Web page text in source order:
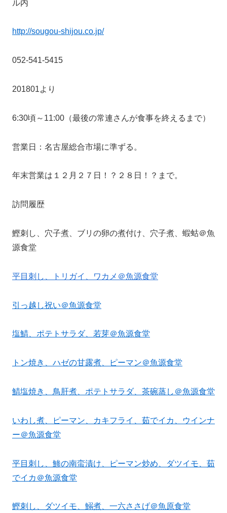
ル内
http://sougou-shijou.co.jp/
052-541-5415
201801より
6:30頃～11:00（最後の常連さんが食事を終えるまで）
営業日：名古屋総合市場に準ずる。
年末営業は１２月２７日！？２８日！？まで。
訪問履歴
鰹刺し、穴子煮、ブリの卵の煮付け、穴子煮、蝦蛄＠魚
源食堂
平目刺し、トリガイ、ワカメ＠魚源食堂
引っ越し祝い＠魚源食堂
塩鯖、ポテトサラダ、若芽＠魚源食堂
トン焼き、ハゼの甘露煮、ピーマン＠魚源食堂
鯖塩焼き、鳥肝煮、ポテトサラダ、茶碗蒸し＠魚源食堂
いわし煮、ピーマン、カキフライ、茹でイカ、ウインナ
ー＠魚源食堂
平目刺し、鯵の南蛮漬け、ピーマン炒め、ダツイモ、茹
でイカ＠魚源食堂
鰹刺し、ダツイモ、鰯煮、一六ささげ＠魚原食堂